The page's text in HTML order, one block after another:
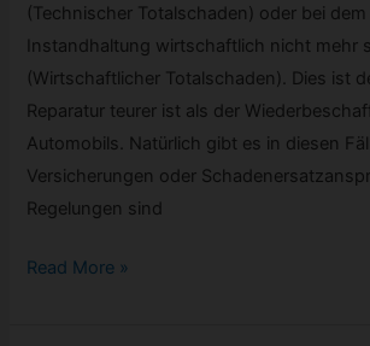
(Technischer Totalschaden) oder bei dem
Instandhaltung wirtschaftlich nicht mehr
(Wirtschaftlicher Totalschaden). Dies ist
Reparatur teurer ist als der
Automobils. Natürlich gibt es in diesen
Versicherungen oder
Regelungen sind
Wann
Read More »